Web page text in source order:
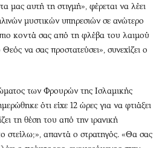
μας αυτή τη στιγμή», φέρεται να λέει
μυστικών υπηρεσιών σε ανώτερο
κοντά σας από τη φλέβα του λαιμού
να σας προστατεύσει», συνεχίζει ο
των Φρουρών της Ισλαμικής
ότι είχε 12 ώρες για να φτιάξει
τη θέση του από την ιρανική
στείλω;», απαντά ο στρατηγός. «Θα σας